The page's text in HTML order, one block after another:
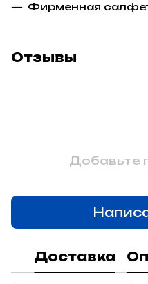
Фирменная
Отзывы
Добавьте
Доставка